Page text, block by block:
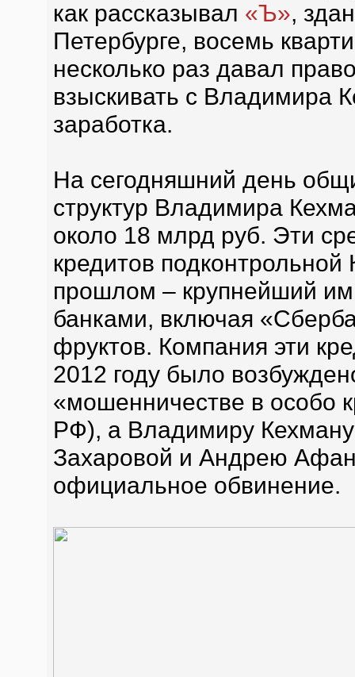
как рассказывал «Ъ»,
Петербурге, восемь
несколько раз давал
взыскивать с Владимира
заработка.
На сегодняшний день
структур Владимира
около 18 млрд руб. Эти
кредитов
прошлом – крупнейший
банками, включая
фруктов. Компания эти
2012 году было
«мошенничестве в особо
РФ), а Владимиру
Захаровой и Андрею
официальное обвинение.